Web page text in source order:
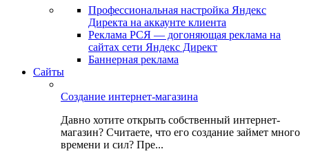
Профессиональная настройка Яндекс
Директа на аккаунте клиента
Реклама РСЯ — догоняющая реклама на
сайтах сети Яндекс Директ
Баннерная реклама
Сайты
Создание интернет-магазина
Давно хотите открыть собственный интернет-
магазин? Считаете, что его создание займет много
времени и сил? Пре...